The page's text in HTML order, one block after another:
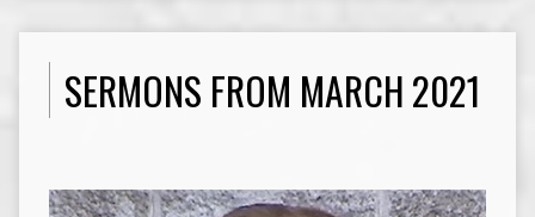
SERMONS FROM MARCH 2021